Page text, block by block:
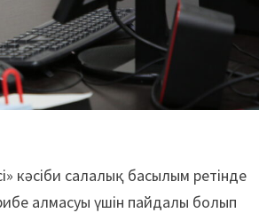
кәсіби салалық басылым ретінде
алмасуы үшін пайдалы болып